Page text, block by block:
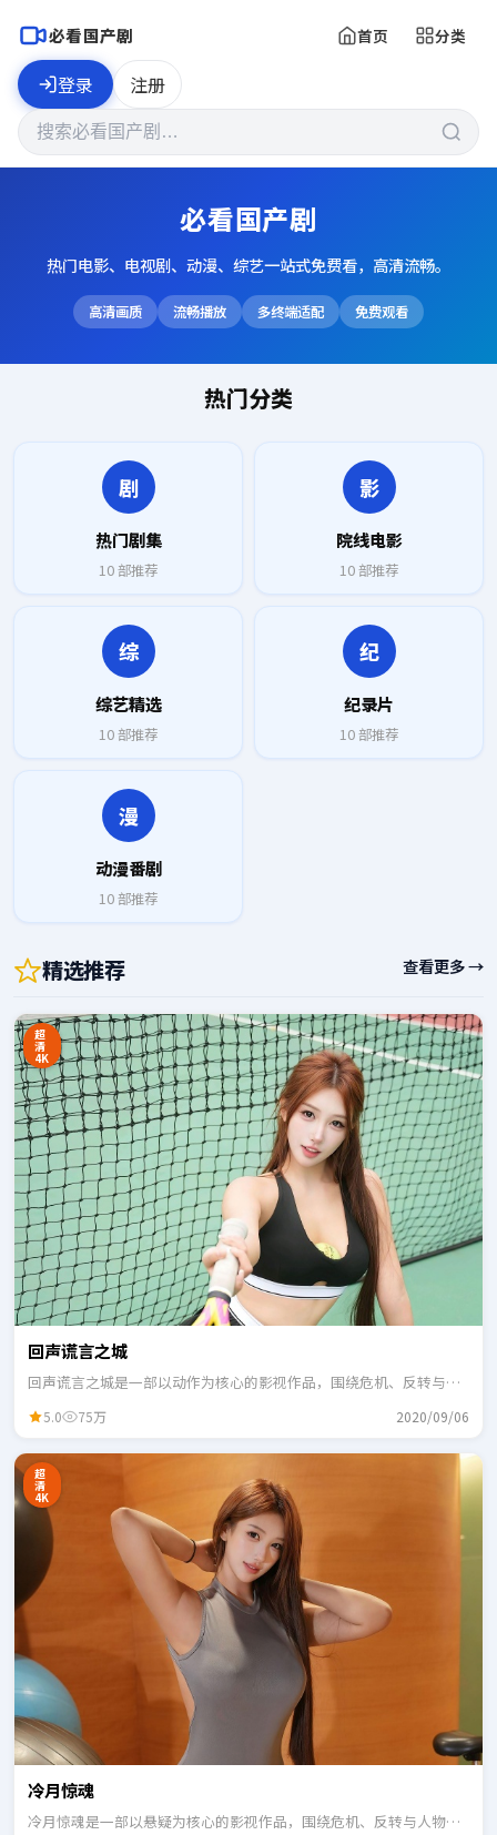
必看国产剧 首页 分类
登录 注册
必看国产剧
热门电影、电视剧、动漫、综艺一站式免费看，高清流畅。
高清画质 流畅播放 多终端适配 免费观看
热门分类
剧
热门剧集
10部推荐
影
院线电影
10部推荐
综
综艺精选
10部推荐
纪
纪录片
10部推荐
漫
动漫番剧
10部推荐
精选推荐 查看更多 →
超
清
4K
回声谎言之城
回声谎言之城是一部以动作为核心的影视作品，围绕危机、反转与人
5.0 75万 2020/09/06
超
清
4K
冷月惊魂
冷月惊魂是一部以悬疑为核心的影视作品，围绕危机、反转与人物成